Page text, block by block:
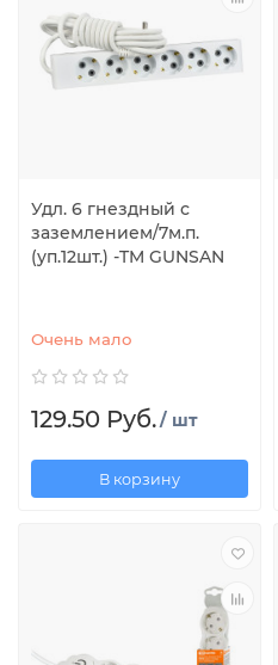
Удл. 6 гнездный с
заземлением/7м.п.
(уп.12шт.) -TM GUNSAN
Очень мало
129.50 Руб./ шт
В корзину